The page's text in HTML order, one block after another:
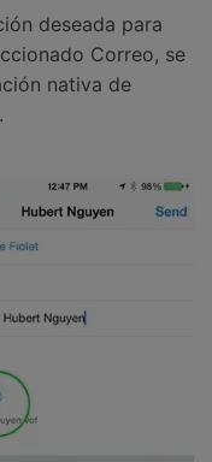
deseada para
Correo, se
nativa de